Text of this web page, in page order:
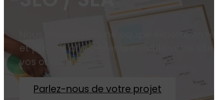
Nous possédons une équipe experte en
et payant afin de rendre visible votre
vos objectifs.
Parlez-nous de votre projet